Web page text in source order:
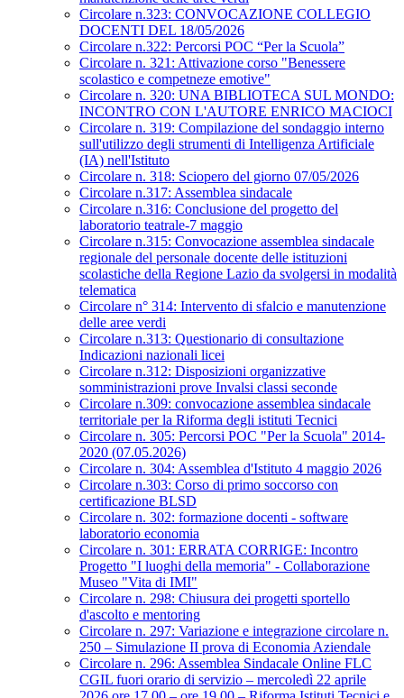
Circolare n.323: CONVOCAZIONE COLLEGIO
DOCENTI DEL 18/05/2026
Circolare n.322: Percorsi POC “Per la Scuola”
Circolare n. 321: Attivazione corso "Benessere
scolastico e competneze emotive"
Circolare n. 320: UNA BIBLIOTECA SUL MONDO:
INCONTRO CON L'AUTORE ENRICO MACIOCI
Circolare n. 319: Compilazione del sondaggio interno
sull'utilizzo degli strumenti di Intelligenza Artificiale
(IA) nell'Istituto
Circolare n. 318: Sciopero del giorno 07/05/2026
Circolare n.317: Assemblea sindacale
Circolare n.316: Conclusione del progetto del
laboratorio teatrale-7 maggio
Circolare n.315: Convocazione assemblea sindacale
regionale del personale docente delle istituzioni
scolastiche della Regione Lazio da svolgersi in modalità
telematica
Circolare n° 314: Intervento di sfalcio e manutenzione
delle aree verdi
Circolare n.313: Questionario di consultazione
Indicazioni nazionali licei
Circolare n.312: Disposizioni organizzative
somministrazioni prove Invalsi classi seconde
Circolare n.309: convocazione assemblea sindacale
territoriale per la Riforma degli istituti Tecnici
Circolare n. 305: Percorsi POC "Per la Scuola" 2014-
2020 (07.05.2026)
Circolare n. 304: Assemblea d'Istituto 4 maggio 2026
Circolare n.303: Corso di primo soccorso con
certificazione BLSD
Circolare n. 302: formazione docenti - software
laboratorio economia
Circolare n. 301: ERRATA CORRIGE: Incontro
Progetto "I luoghi della memoria" - Collaborazione
Museo "Vita di IMI"
Circolare n. 298: Chiusura dei progetti sportello
d'ascolto e mentoring
Circolare n. 297: Variazione e integrazione circolare n.
250 – Simulazione II prova di Economia Aziendale
Circolare n. 296: Assemblea Sindacale Online FLC
CGIL fuori orario di servizio – mercoledì 22 aprile